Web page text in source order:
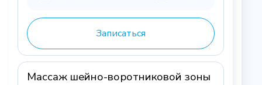
Записаться
Массаж шейно-воротниковой зоны